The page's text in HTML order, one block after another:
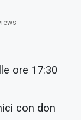
ore 17:30
con don